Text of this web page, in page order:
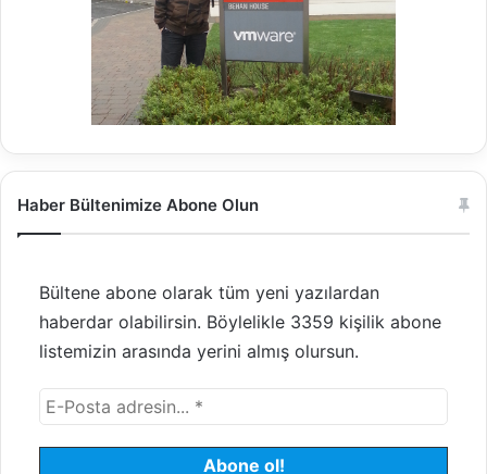
Haber Bültenimize Abone Olun
Bültene abone olarak tüm yeni yazılardan
haberdar olabilirsin. Böylelikle 3359 kişilik abone
listemizin arasında yerini almış olursun.